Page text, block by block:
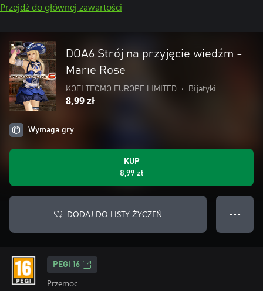
Przejdź do głównej zawartości
DOA6 Strój na przyjęcie wiedźm -
Marie Rose
KOEI TECMO EUROPE LIMITED • Bijatyki
8,99 zł
Wymaga gry
KUP
8,99 zł
DODAJ DO LISTY ŻYCZEŃ ● ● ●
PEGI 16
Przemoc